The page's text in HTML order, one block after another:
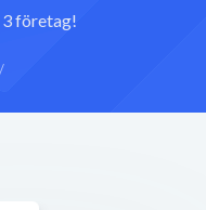
3 företag!